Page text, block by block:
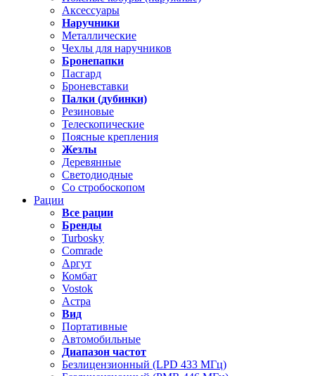
Аксессуары
Наручники
Металлические
Чехлы для наручников
Бронепапки
Пасгард
Броневставки
Палки (дубинки)
Резиновые
Телескопические
Поясные крепления
Жезлы
Деревянные
Светодиодные
Со стробоскопом
Рации
Все рации
Бренды
Turbosky
Comrade
Аргут
Комбат
Vostok
Астра
Вид
Портативные
Автомобильные
Диапазон частот
Безлицензионный (LPD 433 МГц)